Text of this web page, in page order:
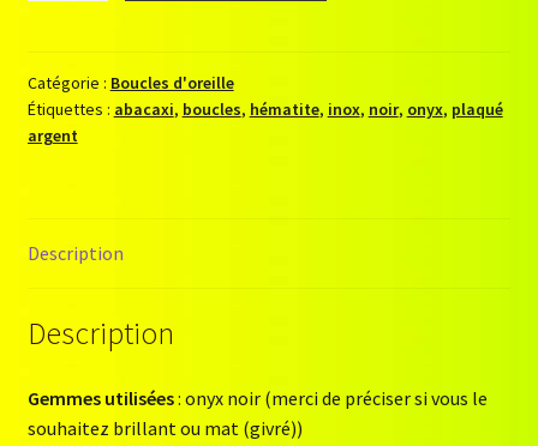
(onyx
noir)
Catégorie : Boucles d'oreille
Étiquettes : abacaxi, boucles, hématite, inox, noir, onyx, plaqué
argent
Description
Description
Gemmes utilisées: onyx noir (merci de préciser si vous le
souhaitez brillant ou mat (givré))